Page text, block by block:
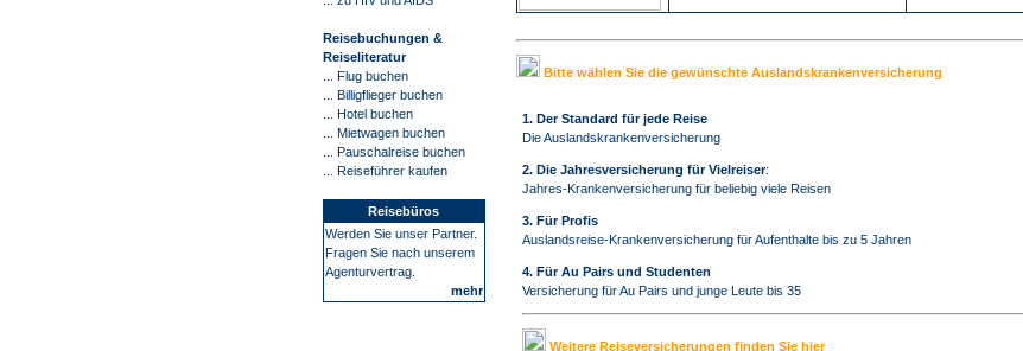
Reisebuchungen &
Reiseliteratur
... Flug buchen
... Billigflieger buchen
Hotel buchen
... Mietwagen buchen
... Pauschalreise buchen
Reiseführer kaufen
Reisebüros
Werden Sie unser Partner.
Fragen Sie nach unserem
Agenturvertrag.
mehr
Bitte wählen Sie die gewünschte Auslandskrankenversicherung
1. Der Standard für jede Reise
Die Auslandskrankenversicherung
2. Die Jahresversicherung für Vielreiser:
Jahres-Krankenversicherung für beliebig viele Reisen
3. Für Profis
Auslandsreise-Krankenversicherung für Aufenthalte bis zu 5 Jahren
4. Für Au Pairs und Studenten
Versicherung für Au Pairs und junge Leute bis 35
Weitere Reiseversicherungen finden Sie hier